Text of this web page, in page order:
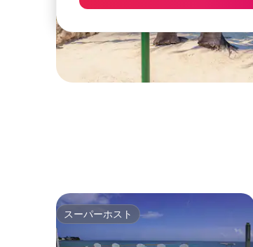
スーパーホスト
スーパーホスト